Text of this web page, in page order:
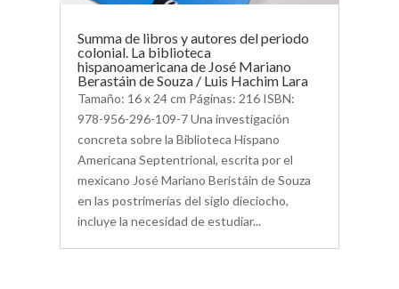
Summa de libros y autores del periodo
colonial. La biblioteca
hispanoamericana de José Mariano
Berastáin de Souza / Luis Hachim Lara
Tamaño: 16 x 24 cm Páginas: 216 ISBN:
978-956-296-109-7 Una investigación
concreta sobre la Biblioteca Hispano
Americana Septentrional, escrita por el
mexicano José Mariano Beristáin de Souza
en las postrimerías del siglo dieciocho,
incluye la necesidad de estudiar...